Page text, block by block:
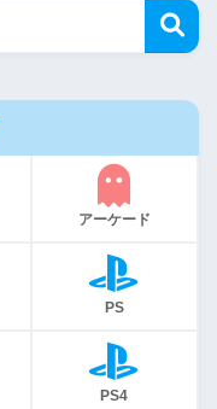
アーケード
PS
PS4